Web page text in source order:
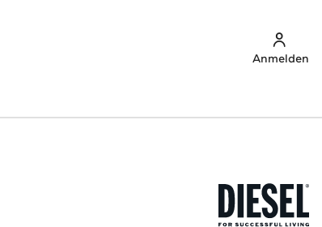
Anmelden